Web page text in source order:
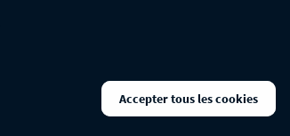
Accepter tous les cookies